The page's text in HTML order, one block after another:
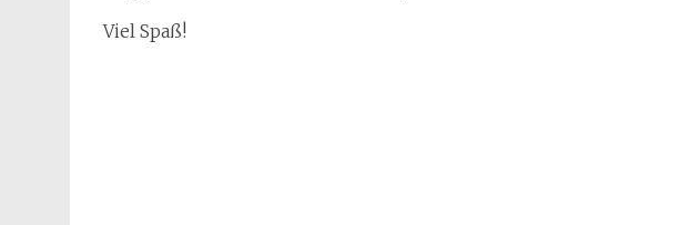
Viel Spaß!